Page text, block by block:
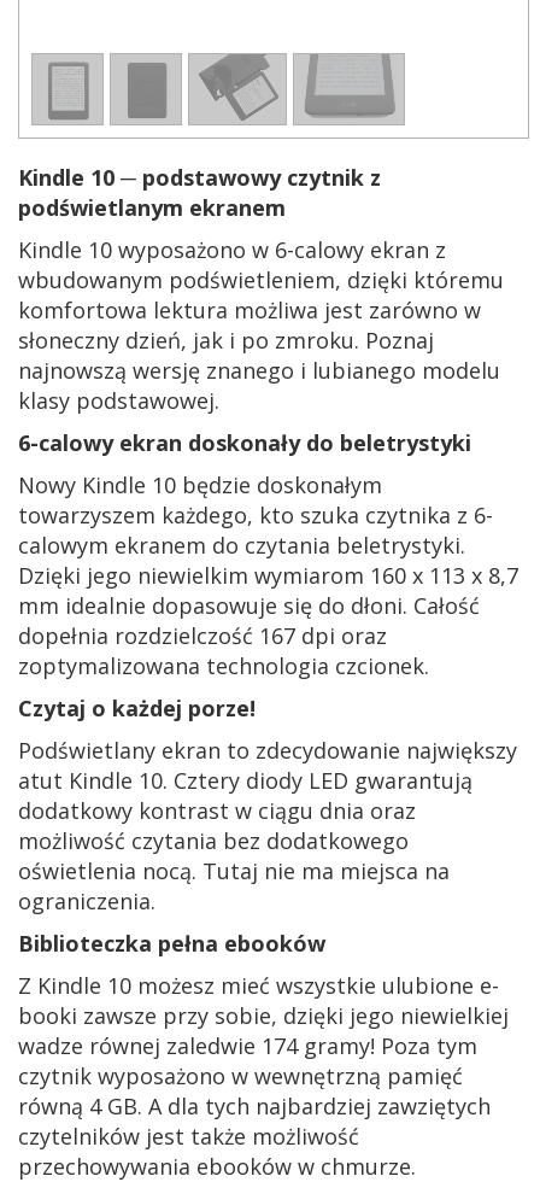
Kindle 10 ─ podstawowy czytnik z
podświetlanym ekranem
Kindle 10 wyposażono w 6-calowy ekran z
wbudowanym podświetleniem, dzięki któremu
komfortowa lektura możliwa jest zarówno w
słoneczny dzień, jak i po zmroku. Poznaj
najnowszą wersję znanego i lubianego modelu
klasy podstawowej.
6-calowy ekran doskonały do beletrystyki
Nowy Kindle 10 będzie doskonałym
towarzyszem każdego, kto szuka czytnika z 6-
calowym ekranem do czytania beletrystyki.
Dzięki jego niewielkim wymiarom 160 x 113 x 8,7
mm idealnie dopasowuje się do dłoni. Całość
dopełnia rozdzielczość 167 dpi oraz
zoptymalizowana technologia czcionek.
Czytaj o każdej porze!
Podświetlany ekran to zdecydowanie największy
atut Kindle 10. Cztery diody LED gwarantują
dodatkowy kontrast w ciągu dnia oraz
możliwość czytania bez dodatkowego
oświetlenia nocą. Tutaj nie ma miejsca na
ograniczenia.
Biblioteczka pełna ebooków
Z Kindle 10 możesz mieć wszystkie ulubione e-
booki zawsze przy sobie, dzięki jego niewielkiej
wadze równej zaledwie 174 gramy! Poza tym
czytnik wyposażono w wewnętrzną pamięć
równą 4 GB. A dla tych najbardziej zawziętych
czytelników jest także możliwość
przechowywania ebooków w chmurze.